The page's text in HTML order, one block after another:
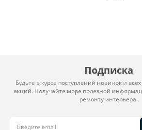
Подписка
Будьте в курсе поступлений новинок и
акций. Получайте море полезной
ремонту интерьера.